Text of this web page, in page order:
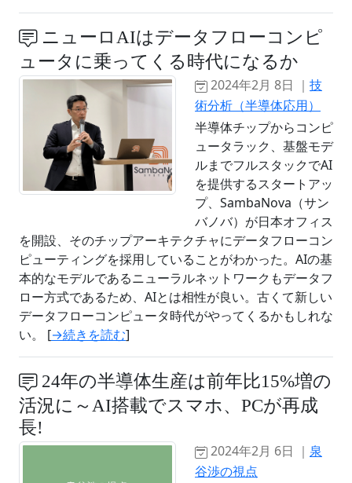
ニューロAIはデータフローコンピ
ュータに乗ってくる時代になるか
2024年2月 8日 ｜ 技
術分析（半導体応用）
半導体チップからコンピ
ュータラック、基盤モデ
ルまでフルスタックでAI
を提供するスタートアッ
プ、SambaNova（サン
バノバ）が日本オフィス
を開設、そのチップアーキテクチャにデータフローコン
ピューティングを採用していることがわかった。AIの基
本的なモデルであるニューラルネットワークもデータフ
ロー方式であるため、AIとは相性が良い。古くて新しい
データフローコンピュータ時代がやってくるかもしれな
い。 [→続きを読む]
24年の半導体生産は前年比15%増の
活況に～AI搭載でスマホ、PCが再成
長!
2024年2月 6日 ｜ 泉
谷渉の視点